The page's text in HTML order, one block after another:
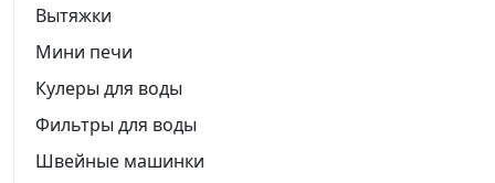
Вытяжки
Мини печи
Кулеры для воды
Фильтры для воды
Швейные машинки